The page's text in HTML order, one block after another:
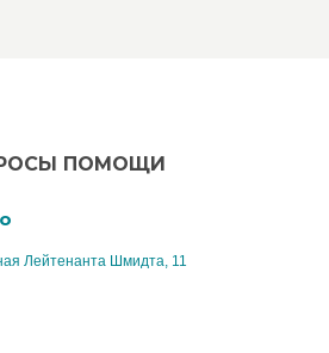
ПОМОЩИ
Лейтенанта Шмидта, 11